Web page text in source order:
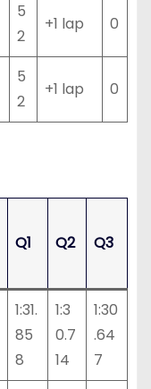
5
2
+1 lap 0
5
2
+1 lap 0
Q1 Q2 Q3
1:31.
85
8
1:3
0.7
14
1:30
.64
7